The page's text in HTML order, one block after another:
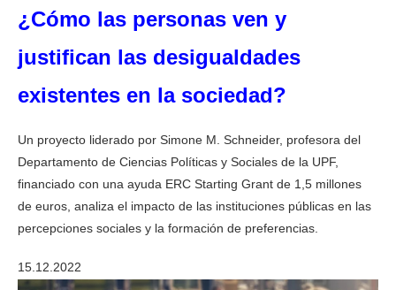
¿Cómo las personas ven y
justifican las desigualdades
existentes en la sociedad?
Un proyecto liderado por Simone M. Schneider, profesora del
Departamento de Ciencias Políticas y Sociales de la UPF,
financiado con una ayuda ERC Starting Grant de 1,5 millones
de euros, analiza el impacto de las instituciones públicas en las
percepciones sociales y la formación de preferencias.
15.12.2022